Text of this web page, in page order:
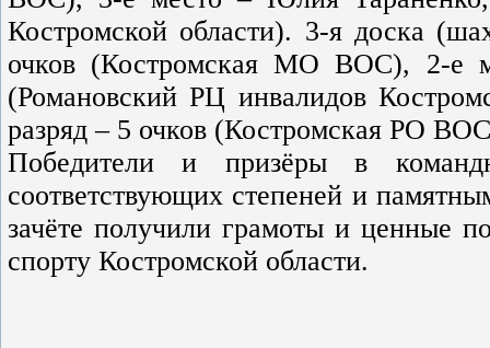
Костромской области). 3-я доска
очков (Костромская МО ВОС), 2-е
(Романовский РЦ инвалидов
разряд – 5 очков (Костромская РО
Победители и призёры в
соответствующих степеней и
зачёте получили грамоты и ценные
спорту Костромской области.